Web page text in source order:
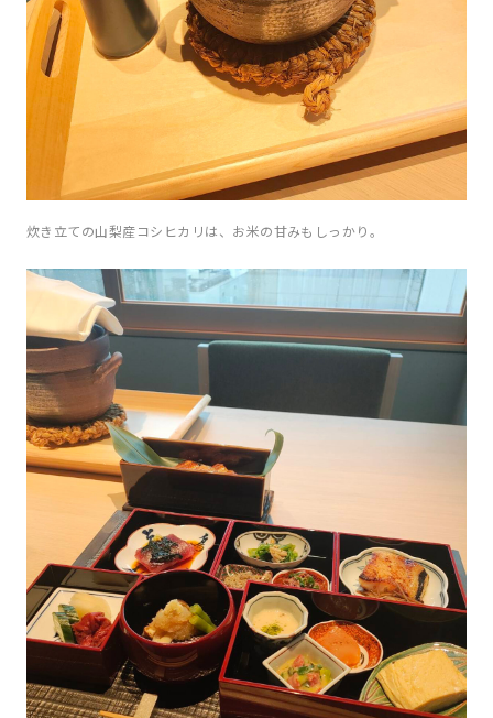
炊き立ての山梨産コシヒカリは、お米の甘みもしっかり。